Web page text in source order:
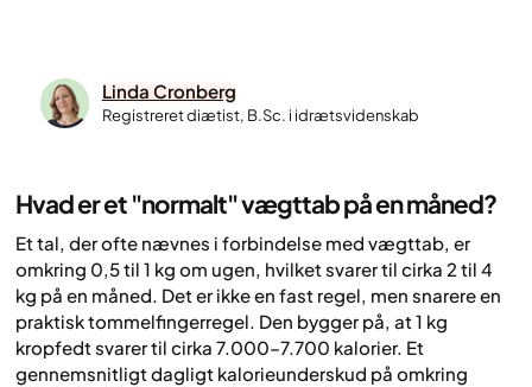
Linda Cronberg
Registreret diætist, B.Sc. i idrætsvidenskab
Hvad er et "normalt" vægttab på en måned?
Et tal, der ofte nævnes i forbindelse med vægttab, er
omkring 0,5 til 1 kg om ugen, hvilket svarer til cirka 2 til 4
kg på en måned. Det er ikke en fast regel, men snarere en
praktisk tommelfingerregel. Den bygger på, at 1 kg
kropfedt svarer til cirka 7.000–7.700 kalorier. Et
gennemsnitligt dagligt kalorieunderskud på omkring